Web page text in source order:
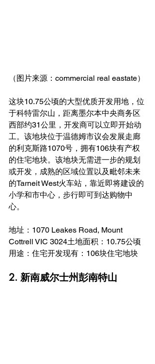
（图片来源：commercial real eastate）
这块10.75公顷的大型优质开发用地，位
于科特雷尔山，距离墨尔本中央商务区
西部约31公里，开发商可以立即开始动
工。该地块位于温德姆市议会发展走廊
的利克斯路1070号，拥有106块有产权
的住宅地块。该地块无需进一步的规划
或开发，成熟的区域位置以及毗邻未来
的Tarneit West火车站，靠近即将建设的
小学和市中心，步行即可到达购物中
心。
地址：1070 Leakes Road, Mount
Cottrell VIC 3024土地面积：10.75公顷
用途：住宅开发现有：106块住宅地块
2. 新南威尔士州彭南特山